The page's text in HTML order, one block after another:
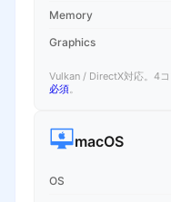
Memory
Graphics
Vulkan / DirectX対応。4コ
必須。
macOS
OS